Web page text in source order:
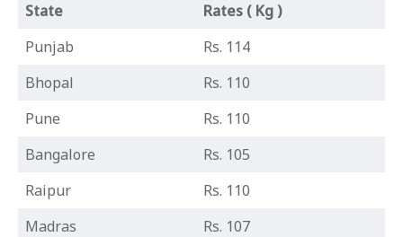
State
Rates ( Kg )
Punjab
Rs. 114
Bhopal
Rs. 110
Pune
Rs. 110
Bangalore
Rs. 105
Raipur
Rs. 110
Madras
Rs. 107